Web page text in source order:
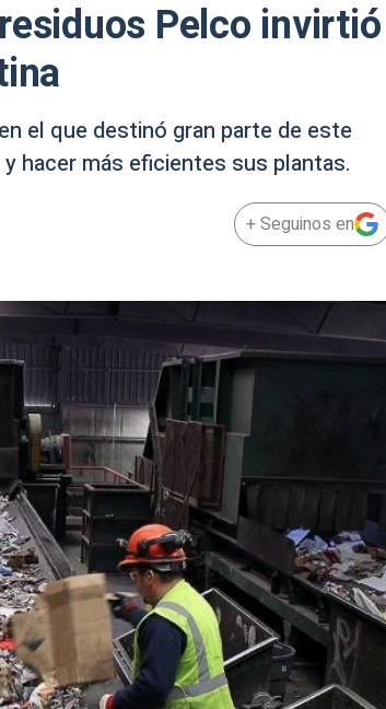
Pelco invirtió
el que destinó gran parte de este
hacer más eficientes sus plantas.
+ Seguinos en